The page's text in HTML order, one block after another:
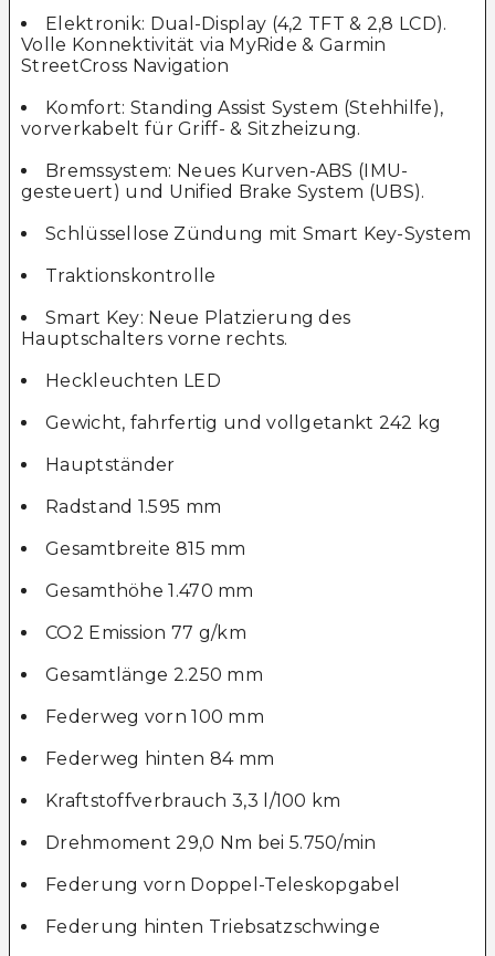
Elektronik: Dual-Display (4,2 TFT & 2,8 LCD).
Volle Konnektivität via MyRide & Garmin
StreetCross Navigation
Komfort: Standing Assist System (Stehhilfe),
vorverkabelt für Griff- & Sitzheizung.
Bremssystem: Neues Kurven-ABS (IMU-
gesteuert) und Unified Brake System (UBS).
Schlüssellose Zündung mit Smart Key-System
Traktionskontrolle
Smart Key: Neue Platzierung des
Hauptschalters vorne rechts.
Heckleuchten LED
Gewicht, fahrfertig und vollgetankt 242 kg
Hauptständer
Radstand 1.595 mm
Gesamtbreite 815 mm
Gesamthöhe 1.470 mm
CO2 Emission 77 g/km
Gesamtlänge 2.250 mm
Federweg vorn 100 mm
Federweg hinten 84 mm
Kraftstoffverbrauch 3,3 l/100 km
Drehmoment 29,0 Nm bei 5.750/min
Federung vorn Doppel-Teleskopgabel
Federung hinten Triebsatzschwinge